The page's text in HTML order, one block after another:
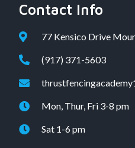
Contact Info
77 Kensico Drive
(917) 371-5603
Mon, Thur, Fri 3-8 pm
Sat 1-6 pm